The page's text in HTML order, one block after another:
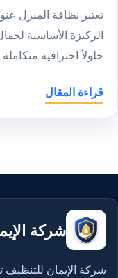
تعتبر نظافة المنزل
الركيزة الأساسية
حلولاً احترافية
قراءة المقال
شركة
شركة الإيمان